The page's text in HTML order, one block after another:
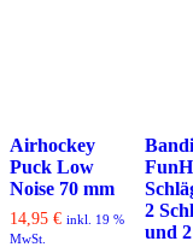
Airhockey
Puck Low
Noise 70 mm
14,95 € inkl. 19 %
MwSt.
2
und